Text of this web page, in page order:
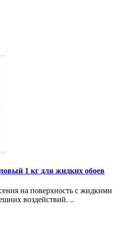
1 кг для жидких обоев
на поверхность с жидкими
воздействий. ..